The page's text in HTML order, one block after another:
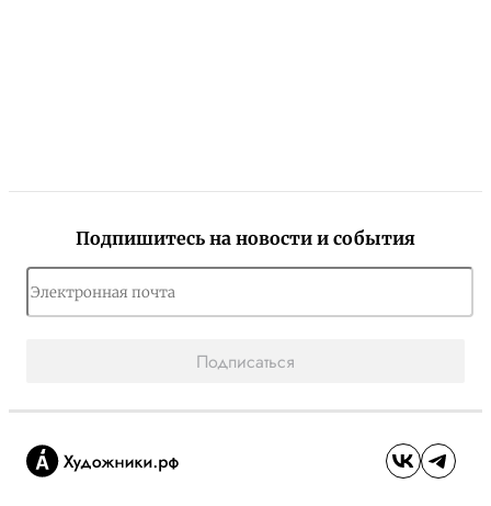
Подпишитесь на новости и события
Подписаться